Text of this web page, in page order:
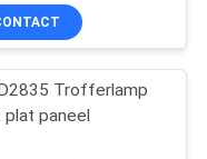
Trofferlamp
plat paneel